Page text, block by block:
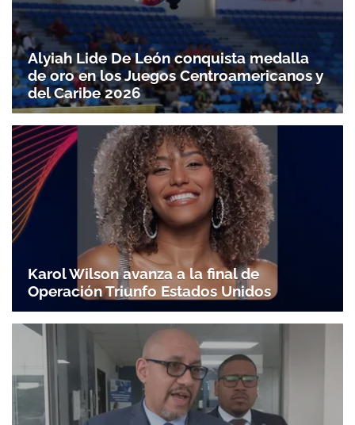
Alyiah Lide De León conquista medalla
de oro en los Juegos Centroamericanos y
del Caribe 2026
Karol Wilson avanza a la final de
Operación Triunfo Estados Unidos